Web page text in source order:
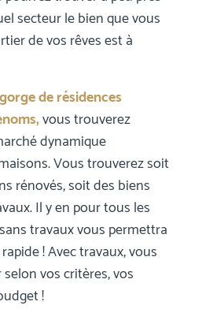
secteur le bien que vous
de vos rêves est à
de résidences
vous trouverez
dynamique
Vous trouverez soit
rénovés, soit des biens
Il y en pour tous les
travaux vous permettra
! Avec travaux, vous
vos critères, vos
!